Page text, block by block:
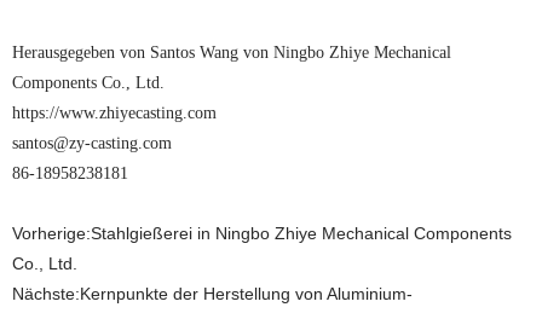
Herausgegeben von Santos Wang von Ningbo Zhiye Mechanical
Components Co., Ltd.
https://www.zhiyecasting.com
santos@zy-casting.com
86-18958238181
Vorherige:Stahlgießerei in Ningbo Zhiye Mechanical Components
Co., Ltd.
Nächste:Kernpunkte der Herstellung von Aluminium-